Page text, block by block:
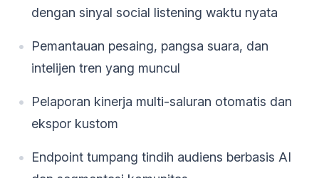
dengan sinyal social listening waktu nyata
Pemantauan pesaing, pangsa suara, dan
intelijen tren yang muncul
Pelaporan kinerja multi-saluran otomatis dan
ekspor kustom
Endpoint tumpang tindih audiens berbasis AI